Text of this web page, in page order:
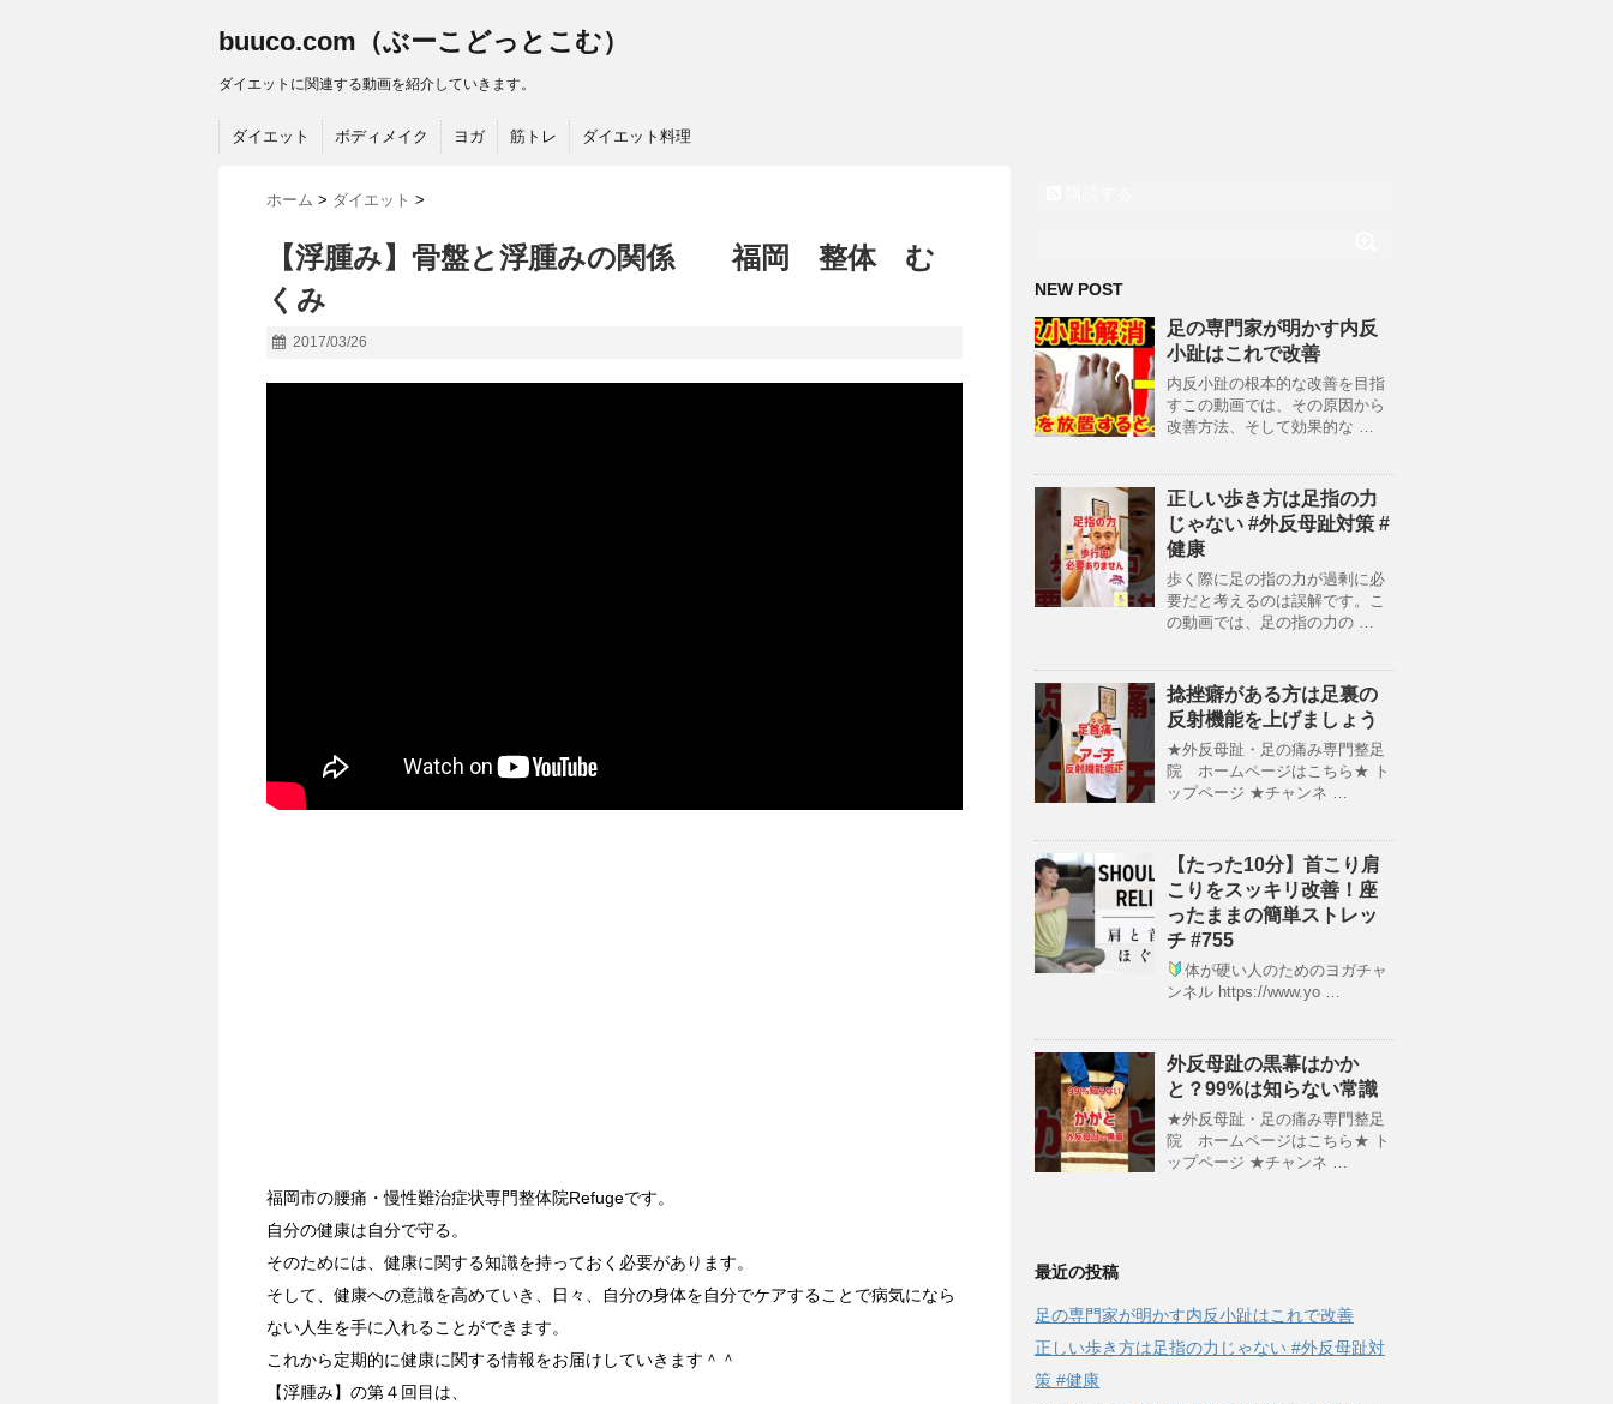
buuco.com（ぶーこどっとこむ）
ダイエットに関連する動画を紹介していきます。
ダイエット ボディメイク ヨガ 筋トレ ダイエット料理
ホーム > ダイエット >
【浮腫み】骨盤と浮腫みの関係 福岡 整体 む
くみ
2017/03/26
福岡市の腰痛・慢性難治症状専門整体院Refugeです。
自分の健康は自分で守る。
そのためには、健康に関する知識を持っておく必要があります。
そして、健康への意識を高めていき、日々、自分の身体を自分でケアすることで病気になら
ない人生を手に入れることができます。
これから定期的に健康に関する情報をお届けしていきます＾＾
【浮腫み】の第４回目は、
NEW POST
足の専門家が明かす内反
小趾はこれで改善
内反小趾の根本的な改善を目指
すこの動画では、その原因から
改善方法、そして効果的な …
正しい歩き方は足指の力
じゃない #外反母趾対策 #
健康
歩く際に足の指の力が過剰に必
要だと考えるのは誤解です。こ
の動画では、足の指の力の …
捻挫癖がある方は足裏の
反射機能を上げましょう
★外反母趾・足の痛み専門整足
院 ホームページはこちら★ ト
ップページ ★チャンネ …
【たった10分】首こり肩
こりをスッキリ改善！座
ったままの簡単ストレッ
チ #755
体が硬い人のためのヨガチャ
ンネル https://www.yo …
外反母趾の黒幕はかか
と？99%は知らない常識
★外反母趾・足の痛み専門整足
院 ホームページはこちら★ ト
ップページ ★チャンネ …
最近の投稿
足の専門家が明かす内反小趾はこれで改善
正しい歩き方は足指の力じゃない #外反母趾対
策 #健康